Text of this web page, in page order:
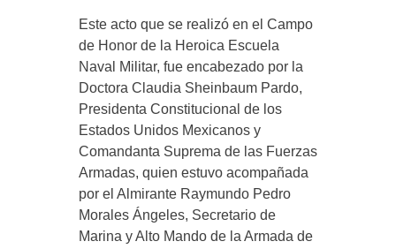
Este acto que se realizó en el Campo
de Honor de la Heroica Escuela
Naval Militar, fue encabezado por la
Doctora Claudia Sheinbaum Pardo,
Presidenta Constitucional de los
Estados Unidos Mexicanos y
Comandanta Suprema de las Fuerzas
Armadas, quien estuvo acompañada
por el Almirante Raymundo Pedro
Morales Ángeles, Secretario de
Marina y Alto Mando de la Armada de